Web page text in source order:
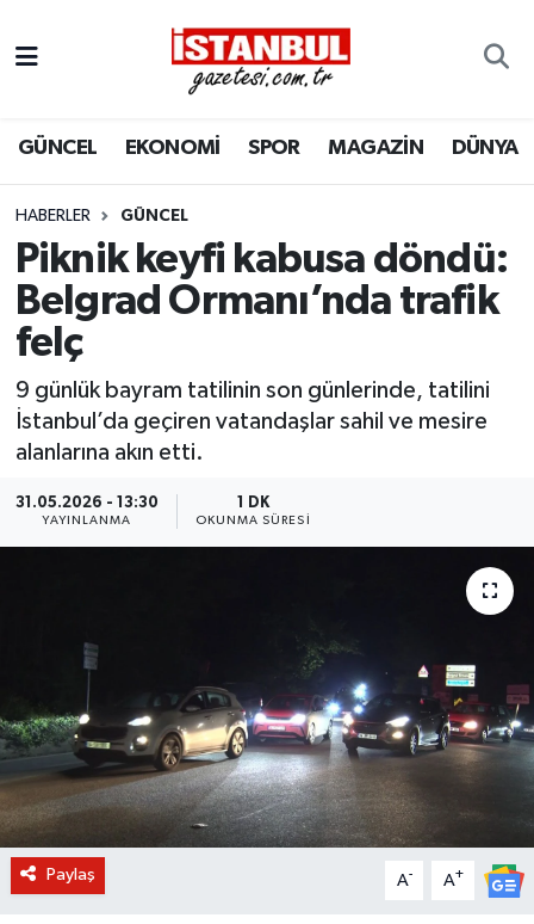
GÜNCEL EKONOMİ SPOR MAGAZİN DÜNYA
HABERLER GÜNCEL
Piknik keyfi kabusa döndü:
Belgrad Ormanı’nda trafik
felç
9 günlük bayram tatilinin son günlerinde, tatilini
İstanbul’da geçiren vatandaşlar sahil ve mesire
alanlarına akın etti.
31.05.2026 - 13:30
YAYINLANMA
1 DK
OKUNMA SÜRESI
Paylaş A- A+
EKONOMİ
İSTANBUL
DÜNYA
SPOR
MAGAZİN
KÜLTÜR SANAT
SAĞLIK
OTOMOBİL
KURUMSAL
Nöbetçi Eczaneler
Hava Durumu
Trafik Durumu
Süper Lig Puan Durumu ve Fikstür
Tüm Manşetler
Son Dakika Haberleri
Haber Arşivi